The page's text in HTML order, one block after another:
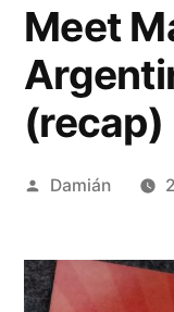
Meet
(recap)
Publicado
Damián